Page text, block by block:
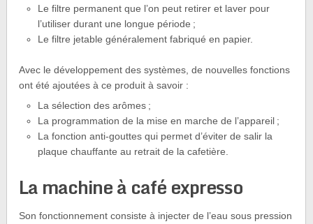
Le filtre permanent que l’on peut retirer et laver pour
l’utiliser durant une longue période ;
Le filtre jetable généralement fabriqué en papier.
Avec le développement des systèmes, de nouvelles fonctions
ont été ajoutées à ce produit à savoir :
La sélection des arômes ;
La programmation de la mise en marche de l’appareil ;
La fonction anti-gouttes qui permet d’éviter de salir la
plaque chauffante au retrait de la cafetière.
La machine à café expresso
Son fonctionnement consiste à injecter de l’eau sous pression